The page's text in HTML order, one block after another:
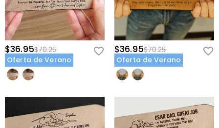
$36.95$70.25
Oferta de Verano
$36.95$70.25
Oferta de Verano